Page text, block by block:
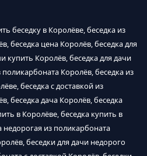
беседку в Королёве, беседка из
беседка цена Королёв, беседка для
купить Королёв, беседка для дачи
Королёв, беседка из
беседка с доставкой из
беседка дача Королёв, беседка
в Королёве, беседка купить в
недорогая из поликарбоната
беседки для дачи недорого